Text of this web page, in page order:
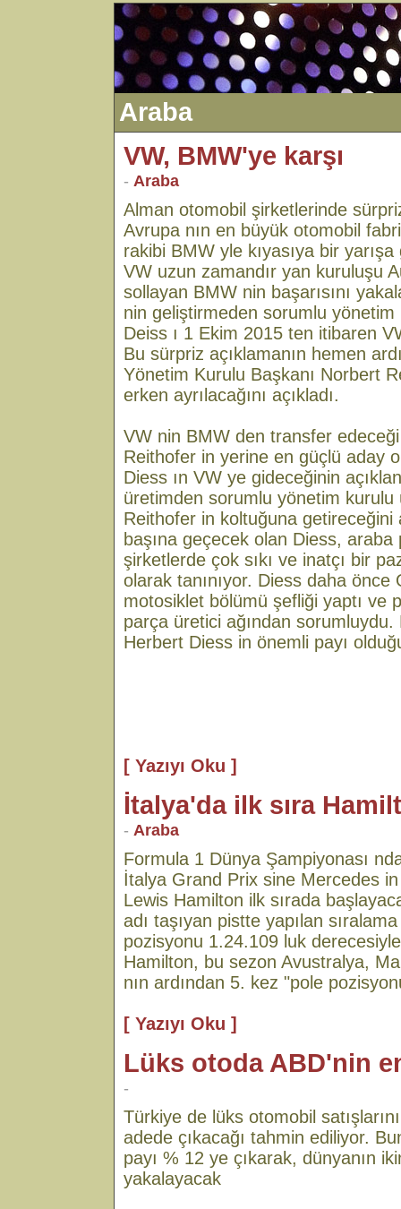
Araba
VW, BMW'ye karşı
- Araba
Alman otomobil şirketlerinde
Avrupa nın en büyük otomobil
rakibi BMW yle kıyasıya bir yarışa
VW uzun zamandır yan kuruluşu
sollayan BMW nin başarısını
nin geliştirmeden sorumlu
Deiss ı 1 Ekim 2015 ten itibaren
Bu sürpriz açıklamanın hemen
Yönetim Kurulu Başkanı Norbert
erken ayrılacağını açıkladı.
VW nin BMW den transfer
Reithofer in yerine en güçlü aday
Diess ın VW ye gideceğinin
üretimden sorumlu yönetim
Reithofer in koltuğuna getireceğini
başına geçecek olan Diess, araba
şirketlerde çok sıkı ve inatçı bir
olarak tanınıyor. Diess daha
motosiklet bölümü şefliği yaptı ve
parça üretici ağından sorumluydu.
Herbert Diess in önemli payı
[ Yazıyı Oku ]
İtalya'da ilk sıra
- Araba
Formula 1 Dünya Şampiyonası
İtalya Grand Prix sine Mercedes
Lewis Hamilton ilk sırada
adı taşıyan pistte yapılan
pozisyonu 1.24.109 luk
Hamilton, bu sezon Avustralya,
nın ardından 5. kez "pole
[ Yazıyı Oku ]
Lüks otoda ABD'nin
-
Türkiye de lüks otomobil
adede çıkacağı tahmin ediliyor.
payı % 12 ye çıkarak, dünyanın
yakalayacak